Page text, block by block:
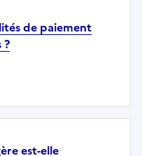
de paiement
?
est-elle